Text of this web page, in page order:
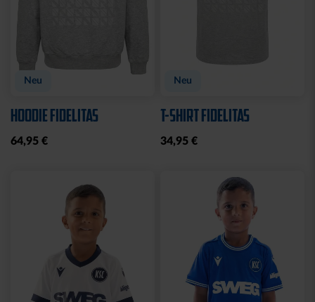
Neu
HOODIE FIDELITAS
64,95 €
Neu
T-SHIRT FIDELITAS
34,95 €